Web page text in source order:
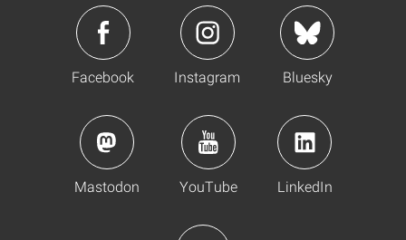
Facebook Instagram Bluesky
Mastodon YouTube LinkedIn